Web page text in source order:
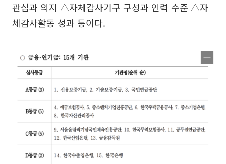
관심과 의지 △자체감사기구 구성과 인력 수준 △자
체감사활동 성과 등이다.